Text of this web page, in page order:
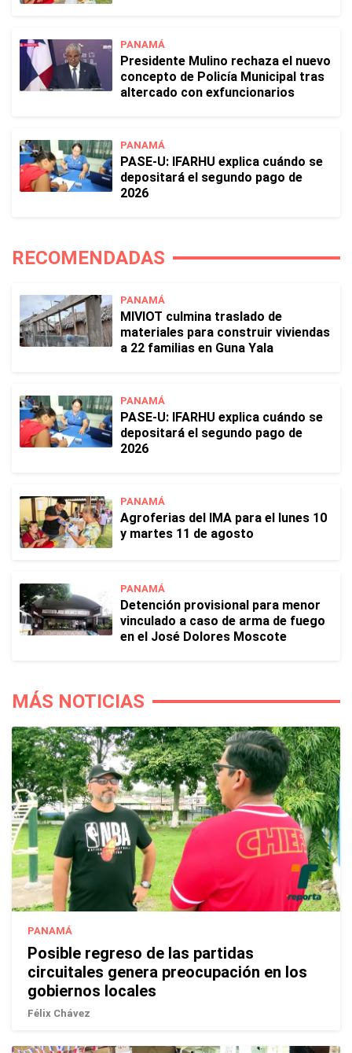
PANAMÁ
Presidente Mulino rechaza el nuevo
concepto de Policía Municipal tras
altercado con exfuncionarios
PANAMÁ
PASE-U: IFARHU explica cuándo se
depositará el segundo pago de
2026
RECOMENDADAS
PANAMÁ
MIVIOT culmina traslado de
materiales para construir viviendas
a 22 familias en Guna Yala
PANAMÁ
PASE-U: IFARHU explica cuándo se
depositará el segundo pago de
2026
PANAMÁ
Agroferias del IMA para el lunes 10
y martes 11 de agosto
PANAMÁ
Detención provisional para menor
vinculado a caso de arma de fuego
en el José Dolores Moscote
MÁS NOTICIAS
PANAMÁ
Posible regreso de las partidas
circuitales genera preocupación en los
gobiernos locales
Félix Chávez